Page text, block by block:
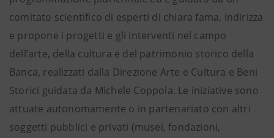
comitato scientifico di esperti di chiara fama, indirizza
e propone i progetti e gli interventi nel campo
dell’arte, della cultura e del patrimonio storico della
Banca, realizzati dalla Direzione Arte e Cultura e Beni
Storici guidata da Michele Coppola. Le iniziative sono
attuate autonomamente o in partenariato con altri
soggetti pubblici e privati (musei, fondazioni,